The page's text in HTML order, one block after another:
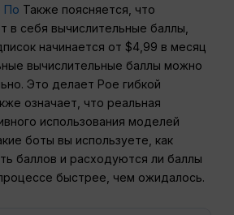
По Также поясняется, что
в себя вычислительные баллы,
начинается от $4,99 в месяц
вычислительные баллы можно
Это делает Poe гибкой
означает, что реальная
использования моделей
боты вы используете, как
баллов и расходуются ли баллы
быстрее, чем ожидалось.